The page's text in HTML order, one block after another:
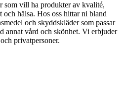
som vill ha produkter av kvalité,
och hälsa. Hos oss hittar ni bland
och skyddskläder som passar
annat vård och skönhet. Vi erbjuder
privatpersoner.